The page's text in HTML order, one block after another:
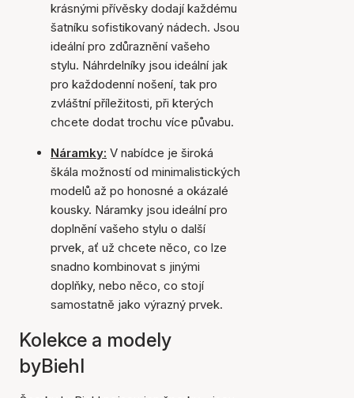
krásnými přívěsky dodají každému
šatníku sofistikovaný nádech. Jsou
ideální pro zdůraznění vašeho
stylu. Náhrdelníky jsou ideální jak
pro každodenní nošení, tak pro
zvláštní příležitosti, při kterých
chcete dodat trochu více půvabu.
Náramky: V nabídce je široká
škála možností od minimalistických
modelů až po honosné a okázalé
kousky. Náramky jsou ideální pro
doplnění vašeho stylu o další
prvek, ať už chcete něco, co lze
snadno kombinovat s jinými
doplňky, nebo něco, co stojí
samostatně jako výrazný prvek.
Kolekce a modely
byBiehl